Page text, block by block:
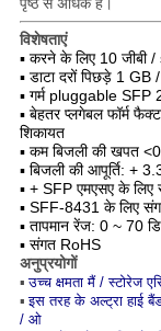
पृष्ठ से अधिक है।
विशेषताएं
▪ करने के लिए 10 जीबी /
▪ डाटा दरों पिछड़े 1
▪ गर्म pluggable SFP
▪ बेहतर प्लगेबल फॉर्म
शिकायत
▪ कम बिजली की खपत
▪ बिजली की आपूर्ति: +
▪ + SFP एमएसए के लिए
▪ SFF-8431 के लिए
▪ तापमान रेंज: 0 ~ 70
▪ संगत RoHS
अनुप्रयोगों
▪ उच्च क्षमता मैं / स्टोरेज
▪ इस तरह के अल्ट्रा हाई
/ ओ